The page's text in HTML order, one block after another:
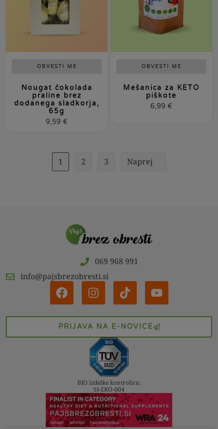
OBVESTI ME
Nougat čokolada
praline brez
dodanega sladkorja,
65g
9,59 €
OBVESTI ME
Mešanica za KETO
piškote
6,99 €
1 2 3 Naprej
069 968 991
info@pajsbrezobresti.si
PRIJAVA NA E-NOVICE
BIO izdelke kontrolira:
SI-EKO-004